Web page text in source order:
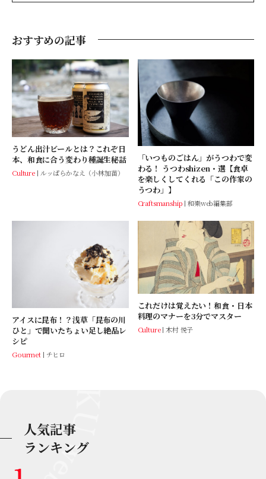
おすすめの記事
うどん出汁ビールとは？これぞ日
本、和食に合う変わり種誕生秘話
Culture ルッぱらかなえ（小林加苗）
「いつものごはん」がうつわで変
わる！ うつわshizen・選【食卓
を楽しくしてくれる「この作家の
うつわ」】
Craftsmanship 和樂web編集部
アイスに昆布！？浅草「昆布の川
ひと」で聞いたちょい足し絶品レ
シピ
Gourmet チヒロ
これだけは覚えたい！和食・日本
料理のマナーを3分でマスター
Culture 木村 悦子
人気記事
ランキング